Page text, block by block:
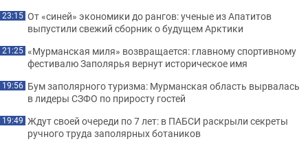
23:15 От «синей» экономики до рангов: ученые из Апатитов
выпустили свежий сборник о будущем Арктики
21:25 «Мурманская миля» возвращается: главному спортивному
фестивалю Заполярья вернут историческое имя
19:56 Бум заполярного туризма: Мурманская область вырвалась
в лидеры СЗФО по приросту гостей
19:49 Ждут своей очереди по 7 лет: в ПАБСИ раскрыли секреты
ручного труда заполярных ботаников